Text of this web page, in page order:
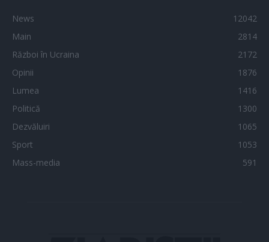
News
12042
Main
2814
Război în Ucraina
2172
Opinii
1876
Lumea
1416
Politică
1300
Dezvăluiri
1065
Sport
1053
Mass-media
591